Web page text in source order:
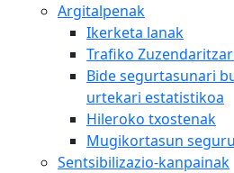
Argitalpenak
Ikerketa lanak
Trafiko
Bide segurtasunari
urtekari estatistikoa
Hileroko txostenak
Mugikortasun
Sentsibilizazio-kanpainak